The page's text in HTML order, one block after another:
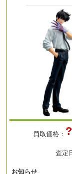
買取価格：
査定
お知らせ